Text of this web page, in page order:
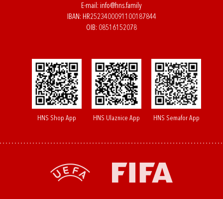
E-mail: info@hns.family
IBAN: HR2523400091100187844
OIB: 08516152078
HNS Shop App HNS Ulaznice App HNS Semafor App